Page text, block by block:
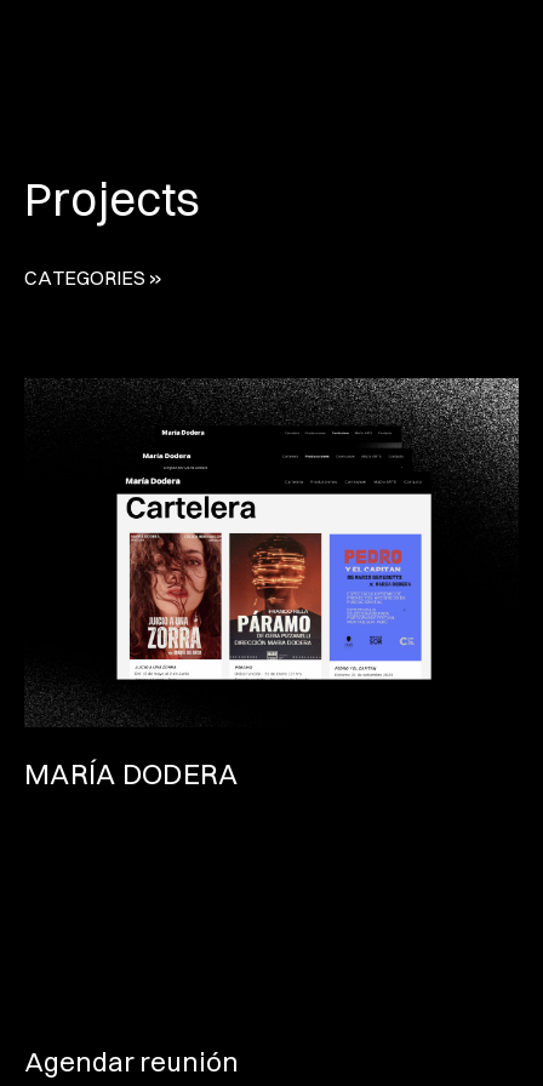
Projects
CATEGORIES »
MARÍA DODERA
Agendar reunión